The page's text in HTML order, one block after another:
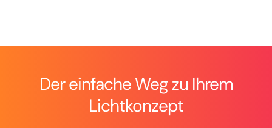
Der einfache Weg zu Ihrem
Lichtkonzept